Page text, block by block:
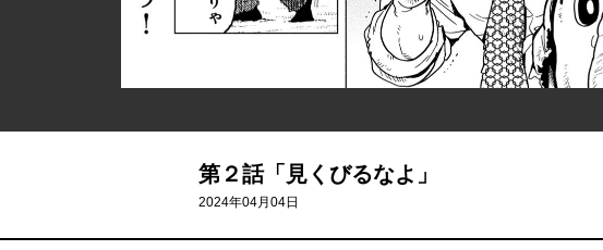
第２話「見くびるなよ」
2024年04月04日